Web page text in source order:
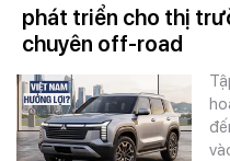
phát triển cho thị
chuyên off-road